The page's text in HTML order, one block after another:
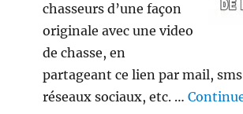
chasseurs d’une façon
originale avec une video
de chasse, en
partageant ce lien par mail,
réseaux sociaux, etc. …